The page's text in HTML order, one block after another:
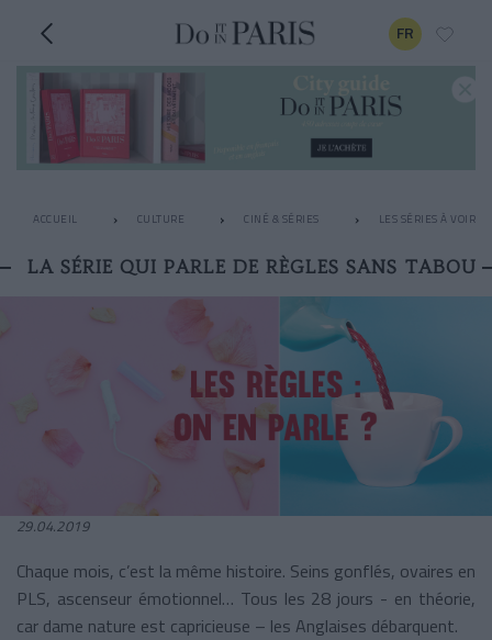
FR
ACCUEIL CULTURE CINÉ & SÉRIES LES SÉRIES À VOIR
LA SÉRIE QUI PARLE DE RÈGLES SANS TABOU
29.04.2019
Chaque mois, c’est la même histoire. Seins gonflés, ovaires en
PLS, ascenseur émotionnel… Tous les 28 jours - en théorie,
car dame nature est capricieuse – les Anglaises débarquent.